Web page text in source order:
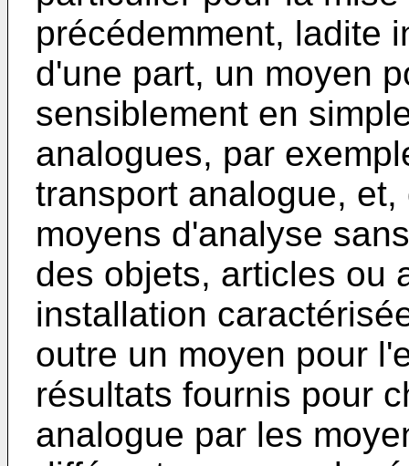
précédemment, ladite
d'une part, un moyen
sensiblement en
analogues, par
transport analogue,
moyens d'analyse
des objets, articles ou
installation
outre un moyen pour
résultats fournis pour
analogue par les